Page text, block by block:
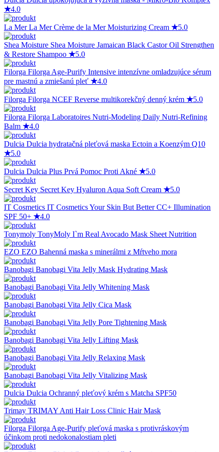
★4.0
La MerLa Mer Crème de la Mer Moisturizing Cream ★5.0
Shea Moisture Shea Moisture Jamaican Black Castor Oil Strengthen
& Restore Shampoo ★5.0
Filorga Filorga Age-Purify Intensive intenzívne omladzujúce sérum
pre mastnú a zmiešanú pleť ★4.0
Filorga Filorga NCEF Reverse multikorekčný denný krém ★5.0
Filorga Filorga Laboratoires Nutri-Modeling Daily Nutri-Refining
Balm ★4.0
Dulcia Dulcia hydratačná pleťová maska Ectoin a Koenzým Q10
★5.0
Dulcia Dulcia Plus Prvá Pomoc Proti Akné ★5.0
Secret Key Secret Key Hyaluron Aqua Soft Cream ★5.0
IT Cosmetics IT Cosmetics Your Skin But Better CC+ Illumination
SPF 50+ ★4.0
Tonymoly TonyMoly I`m Real Avocado Mask Sheet Nutrition
EZO EZO Bahenná maska s minerálmi z Mŕtveho mora
Banobagi Banobagi Vita Jelly Mask Hydrating Mask
Banobagi Banobagi Vita Jelly Whitening Mask
Banobagi Banobagi Vita Jelly Cica Mask
Banobagi Banobagi Vita Jelly Pore Tightening Mask
Banobagi Banobagi Vita Jelly Lifting Mask
Banobagi Banobagi Vita Jelly Relaxing Mask
Banobagi Banobagi Vita Jelly Vitalizing Mask
Dulcia Dulcia Ochranný pleťový krém s Matcha SPF50
Trimay TRIMAY Anti Hair Loss Clinic Hair Mask
Filorga Filorga Age-Purify pleťová maska s protivráskovým
účinkom proti nedokonalostiam pleti